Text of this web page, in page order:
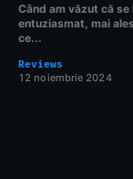
Când am văzut că
entuziasmat, mai
ce...
Reviews
12 noiembrie 2024